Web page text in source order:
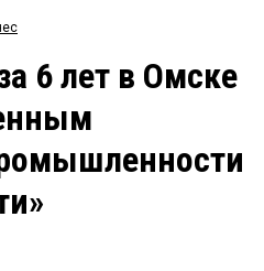
Рейтинги
Блоги
Архив
6 лет в Омске